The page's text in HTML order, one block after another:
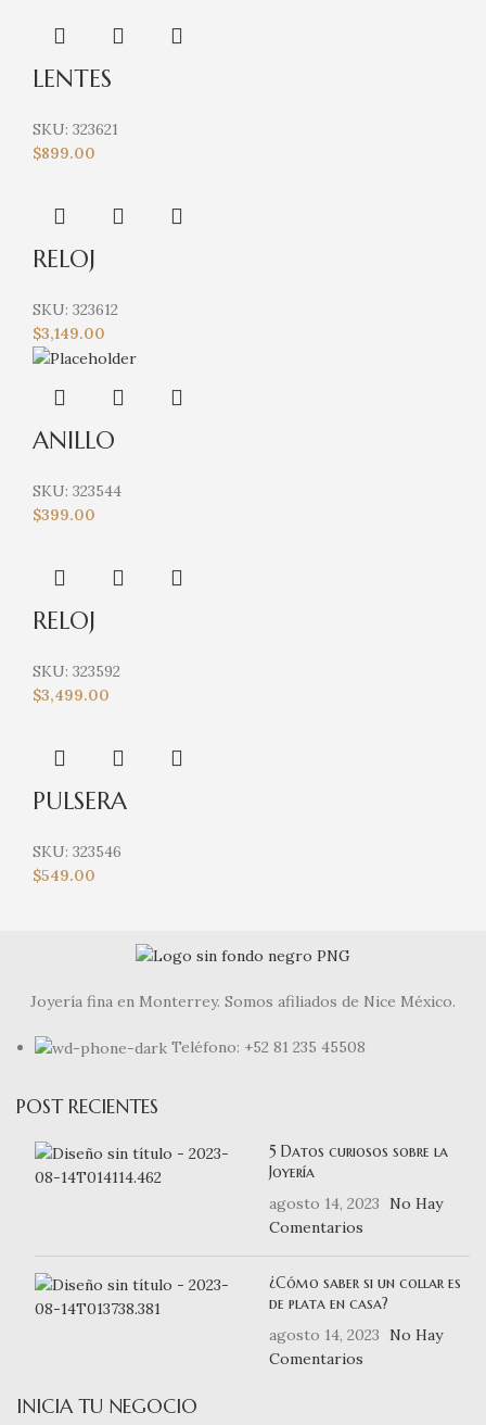
LENTES
SKU: 323621
$899.00
RELOJ
SKU: 323612
$3,149.00
ANILLO
SKU: 323544
$399.00
RELOJ
SKU: 323592
$3,499.00
PULSERA
SKU: 323546
$549.00
Joyería fina en Monterrey. Somos afiliados de Nice México.
Teléfono: +52 81 235 45508
POST RECIENTES
5 Datos curiosos sobre la
Joyería
agosto 14, 2023
No Hay
Comentarios
¿Cómo saber si un collar es
de plata en casa?
agosto 14, 2023
No Hay
Comentarios
INICIA TU NEGOCIO